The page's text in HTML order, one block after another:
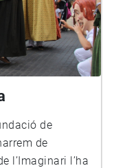
de
de
l’Imaginari l’ha